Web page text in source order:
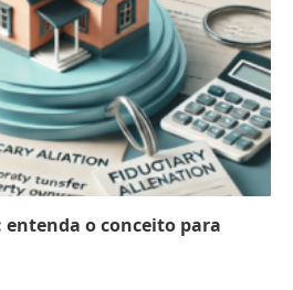
o conceito para